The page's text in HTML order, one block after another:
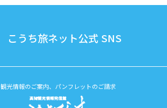
こうち旅ネット公式 SNS
観光情報のご案内、パンフレットのご請求